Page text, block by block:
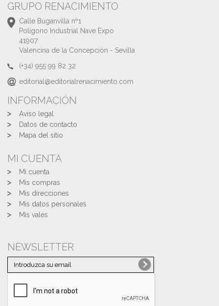
GRUPO RENACIMIENTO
Calle Buganvilla nº1
Polígono Industrial Nave Expo
41907
Valencina de la Concepción - Sevilla
(+34) 955 99 82 32
editorial@editorialrenacimiento.com
INFORMACIÓN
Aviso legal
Datos de contacto
Mapa del sitio
MI CUENTA
Mi cuenta
Mis compras
Mis direcciones
Mis datos personales
Mis vales
NEWSLETTER